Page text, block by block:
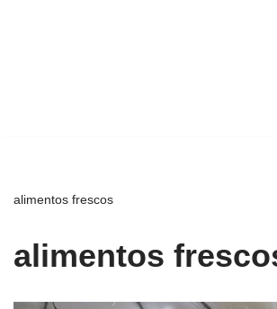
alimentos frescos
alimentos